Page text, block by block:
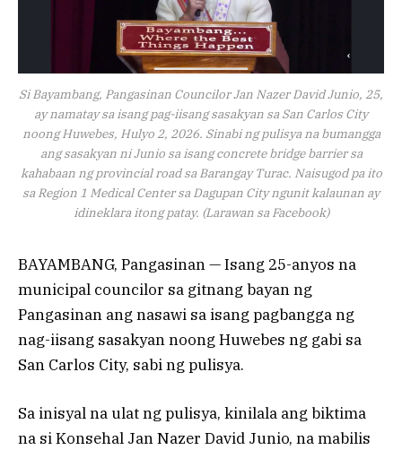
Si Bayambang, Pangasinan Councilor Jan Nazer David Junio, 25,
ay namatay sa isang pag-iisang sasakyan sa San Carlos City
noong Huwebes, Hulyo 2, 2026. Sinabi ng pulisya na bumangga
ang sasakyan ni Junio ​​sa isang concrete bridge barrier sa
kahabaan ng provincial road sa Barangay Turac. Naisugod pa ito
sa Region 1 Medical Center sa Dagupan City ngunit kalaunan ay
idineklara itong patay. (Larawan sa Facebook)
BAYAMBANG, Pangasinan — Isang 25-anyos na
municipal councilor sa gitnang bayan ng
Pangasinan ang nasawi sa isang pagbangga ng
nag-iisang sasakyan noong Huwebes ng gabi sa
San Carlos City, sabi ng pulisya.
Sa inisyal na ulat ng pulisya, kinilala ang biktima
na si Konsehal Jan Nazer David Junio, na mabilis